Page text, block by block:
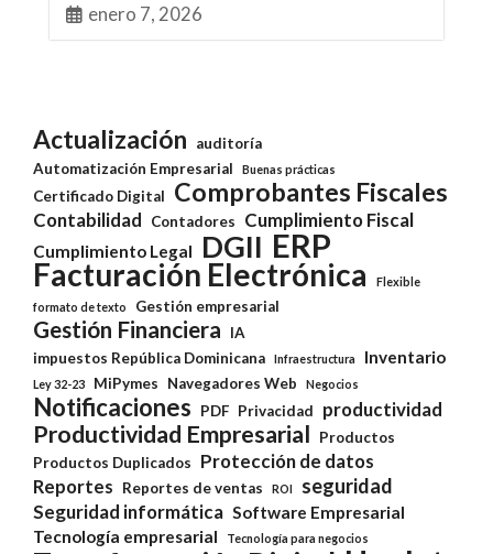
enero 7, 2026
Actualización
auditoría
Automatización Empresarial
Buenas prácticas
Certificado Digital Comprobantes Fiscales
Contabilidad Contadores Cumplimiento Fiscal
Cumplimiento Legal DGII ERP
Facturación Electrónica
Flexible
formato de texto
Gestión empresarial
Gestión Financiera
IA
impuestos República Dominicana
Infraestructura Inventario
Ley 32-23 MiPymes Navegadores Web Negocios
Notificaciones PDF Privacidad productividad
Productividad Empresarial
Productos
Productos Duplicados
Protección de datos
Reportes
Reportes de ventas ROI seguridad
Seguridad informática Software Empresarial
Tecnología empresarial
Tecnología para negocios